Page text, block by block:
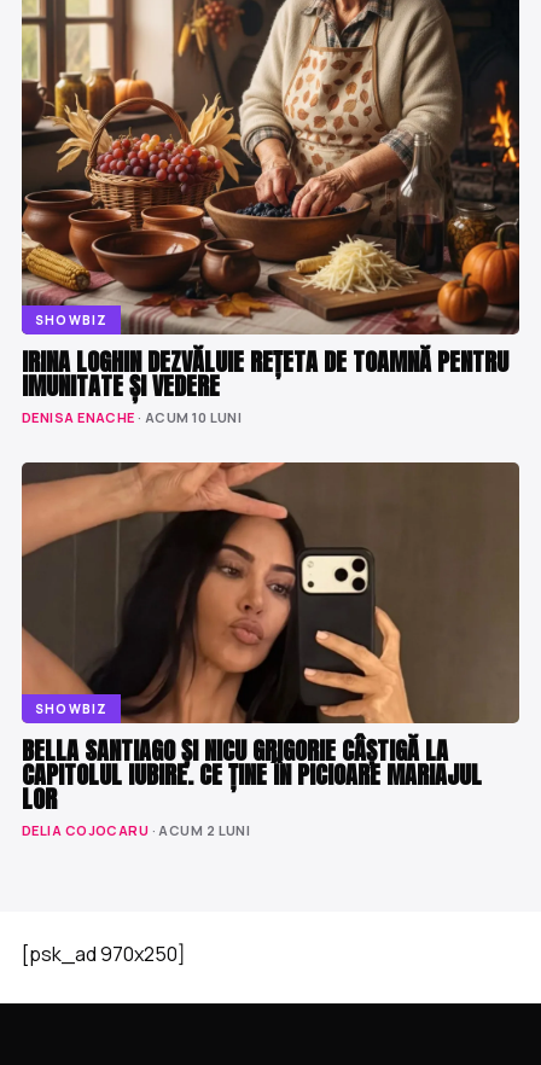
SHOWBIZ
IRINA LOGHIN DEZVĂLUIE REȚETA DE TOAMNĂ PENTRU
IMUNITATE ȘI VEDERE
DENISA ENACHE · ACUM 10 LUNI
SHOWBIZ
BELLA SANTIAGO ȘI NICU GRIGORIE CÂȘTIGĂ LA
CAPITOLUL IUBIRE. CE ȚINE ÎN PICIOARE MARIAJUL
LOR
DELIA COJOCARU · ACUM 2 LUNI
[psk_ad 970x250]